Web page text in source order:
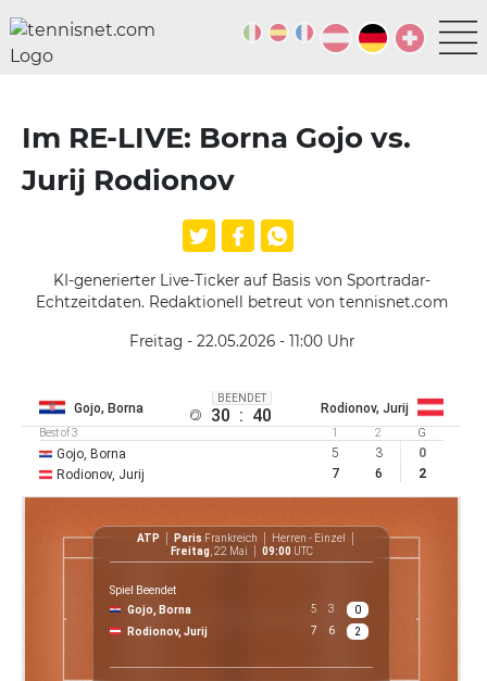
Im RE-LIVE: Borna Gojo vs.
Jurij Rodionov
KI-generierter Live-Ticker auf Basis von Sportradar-
Echtzeitdaten. Redaktionell betreut von tennisnet.com
Freitag - 22.05.2026 - 11:00Uhr
Gojo, Borna
BEENDET
30 : 40 Rodionov, Jurij
Best of 3 1 2 G
Gojo, Borna 5 3
0
Rodionov, Jurij
7 6 2
ATP Paris Frankreich
Herren - Einzel
Freitag , 22 Mai 09:00 UTC
Spiel Beendet
Gojo, Borna
5 3
0
Rodionov, Jurij
7 6 2